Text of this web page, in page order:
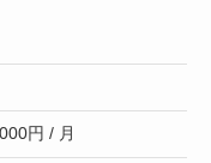
円 / 月